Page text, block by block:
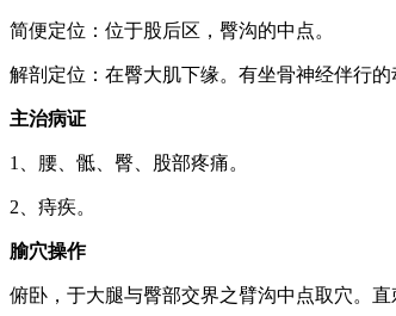
简便定位：位于股后区，臀沟的中点。
解剖定位：在臀大肌下缘。有坐骨神经伴行
主治病证
1、腰、骶、臀、股部疼痛。
2、痔疾。
腧穴操作
俯卧，于大腿与臀部交界之臂沟中点取穴。直